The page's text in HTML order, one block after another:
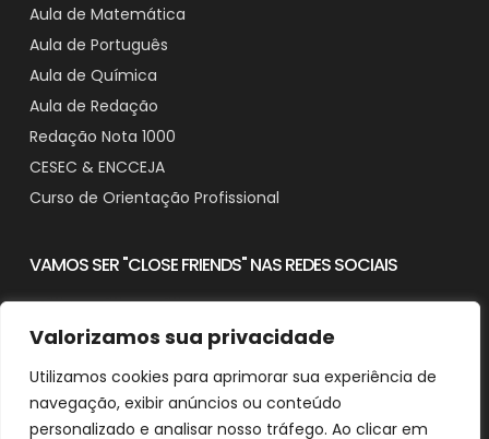
Valorizamos sua privacidade
Utilizamos cookies para aprimorar sua experiência de
navegação, exibir anúncios ou conteúdo
personalizado e analisar nosso tráfego. Ao clicar em
Aula de Matemática
Aula de Português
Aula de Química
Aula de Redação
Redação Nota 1000
CESEC & ENCCEJA
Curso de Orientação Profissional
VAMOS SER "CLOSE FRIENDS" NAS REDES SOCIAIS
Contato
Downloads